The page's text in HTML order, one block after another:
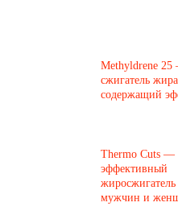
Methyldrene
сжигатель
содержащий
Thermo Cuts —
эффективный
жиросжигатель
мужчин и